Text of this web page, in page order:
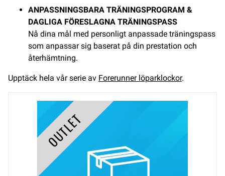
ANPASSNINGSBARA TRÄNINGSPROGRAM &
DAGLIGA FÖRESLAGNA TRÄNINGSPASS
Nå dina mål med personligt anpassade träningspass
som anpassar sig baserat på din prestation och
återhämtning.
Upptäck hela vår serie av Forerunner löparklockor.
OUTLET